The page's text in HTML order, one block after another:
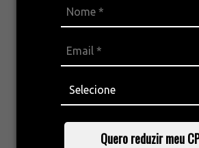
Quero reduzir meu